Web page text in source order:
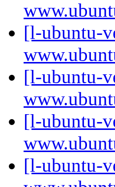
[l-ubuntu-
[l-ubuntu-
[l-ubuntu-
[l-ubuntu-